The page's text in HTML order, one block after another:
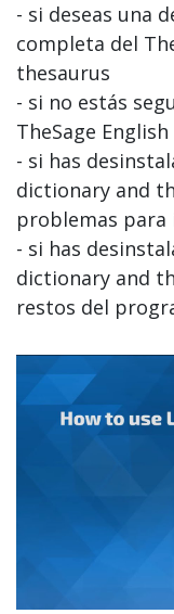
- si deseas una
completa del
thesaurus
- si no estás
TheSage
- si has
dictionary and
problemas para
- si has
dictionary and
restos del